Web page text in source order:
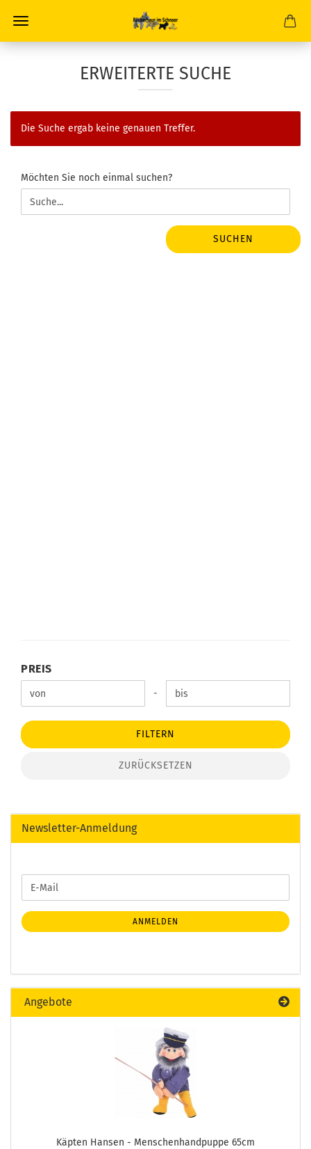
ERWEITERTE SUCHE
Die Suche ergab keine genauen Treffer.
MÖCHTEN
SIE
NOCH
EINMAL
Möchten Sie noch einmal suchen?
SUCHEN
PREIS
PREIS
Preis bis -
FILTERN
ZURÜCKSETZEN
Newsletter-Anmeldung
ZUR
ANMELDUNG
E-
Mail
ANMELDEN
Angebote
Käpten Hansen - Menschenhandpuppe 65cm